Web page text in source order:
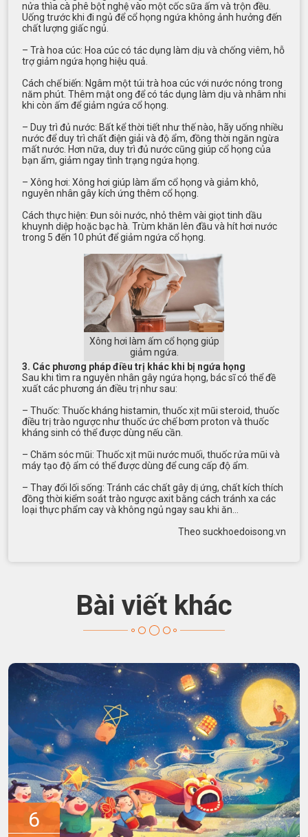
nửa thìa cà phê bột nghệ vào một cốc sữa ấm và trộn đều.
Uống trước khi đi ngủ để cổ họng ngứa không ảnh hưởng đến
chất lượng giấc ngủ.
– Trà hoa cúc: Hoa cúc có tác dụng làm dịu và chống viêm, hỗ
trợ giảm ngứa họng hiệu quả.
Cách chế biến: Ngâm một túi trà hoa cúc với nước nóng trong
năm phút. Thêm mật ong để có tác dụng làm dịu và nhâm nhi
khi còn ấm để giảm ngứa cổ họng.
– Duy trì đủ nước: Bất kể thời tiết như thế nào, hãy uống nhiều
nước để duy trì chất điện giải và độ ẩm, đồng thời ngăn ngừa
mất nước. Hơn nữa, duy trì đủ nước cũng giúp cổ họng của
bạn ẩm, giảm ngay tình trạng ngứa họng.
– Xông hơi: Xông hơi giúp làm ẩm cổ họng và giảm khô,
nguyên nhân gây kích ứng thêm cổ họng.
Cách thực hiện: Đun sôi nước, nhỏ thêm vài giọt tinh dầu
khuynh diệp hoặc bạc hà. Trùm khăn lên đầu và hít hơi nước
trong 5 đến 10 phút để giảm ngứa cổ họng.
Xông hơi làm ấm cổ họng giúp
giảm ngứa.
3. Các phương pháp điều trị khác khi bị ngứa họng
Sau khi tìm ra nguyên nhân gây ngứa họng, bác sĩ có thể đề
xuất các phương án điều trị như sau:
– Thuốc: Thuốc kháng histamin, thuốc xịt mũi steroid, thuốc
điều trị trào ngược như thuốc ức chế bơm proton và thuốc
kháng sinh có thể được dùng nếu cần.
– Chăm sóc mũi: Thuốc xịt mũi nước muối, thuốc rửa mũi và
máy tạo độ ẩm có thể được dùng để cung cấp độ ẩm.
– Thay đổi lối sống: Tránh các chất gây dị ứng, chất kích thích
đồng thời kiểm soát trào ngược axit bằng cách tránh xa các
loại thực phẩm cay và không ngủ ngay sau khi ăn…
Theo suckhoedoisong.vn
Bài viết khác
15